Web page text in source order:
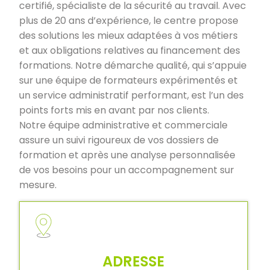
certifié, spécialiste de la sécurité au travail. Avec
plus de 20 ans d’expérience, le centre propose
des solutions les mieux adaptées à vos métiers
et aux obligations relatives au financement des
formations. Notre démarche qualité, qui s’appuie
sur une équipe de formateurs expérimentés et
un service administratif performant, est l’un des
points forts mis en avant par nos clients.
Notre équipe administrative et commerciale
assure un suivi rigoureux de vos dossiers de
formation et après une analyse personnalisée
de vos besoins pour un accompagnement sur
mesure.
ADRESSE